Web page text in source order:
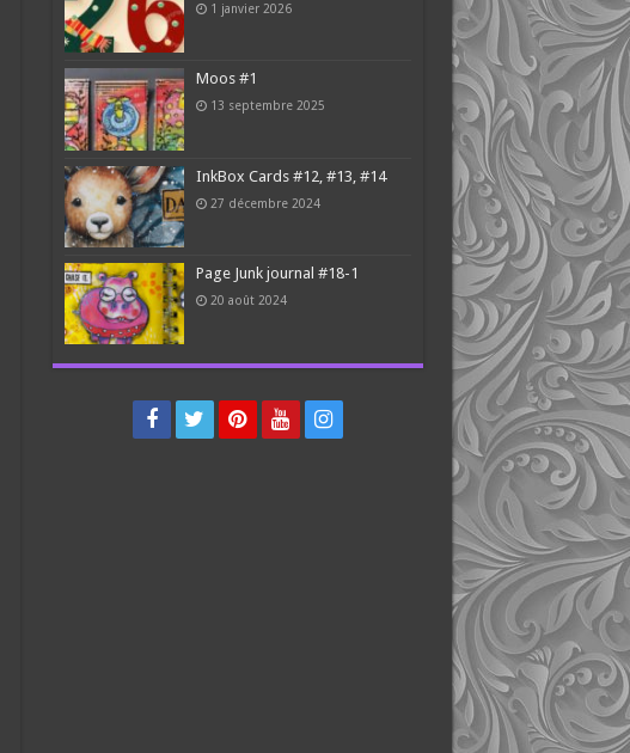
1 janvier 2026
Moos #1
13 septembre 2025
InkBox Cards #12, #13, #14
27 décembre 2024
Page Junk journal #18-1
20 août 2024